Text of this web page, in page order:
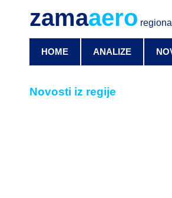
zamaaero
HOME ANALIZE
Novosti iz regije